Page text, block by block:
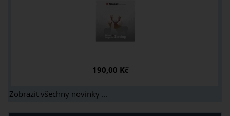
190,00 Kč
Zobrazit všechny novinky ...